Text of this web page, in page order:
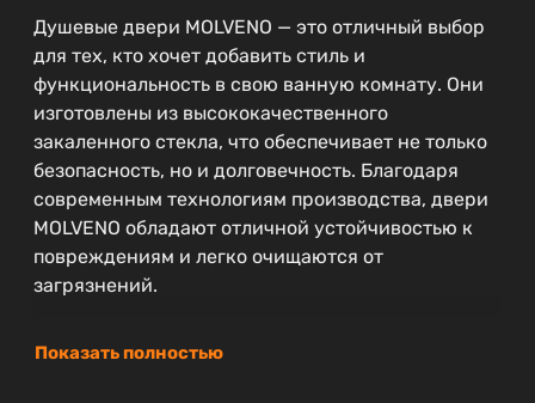
Душевые двери MOLVENO — это отличный выбор
для тех, кто хочет добавить стиль и
функциональность в свою ванную комнату. Они
изготовлены из высококачественного
закаленного стекла, что обеспечивает не только
безопасность, но и долговечность. Благодаря
современным технологиям производства, двери
MOLVENO обладают отличной устойчивостью к
повреждениям и легко очищаются от
загрязнений.
Показать полностью